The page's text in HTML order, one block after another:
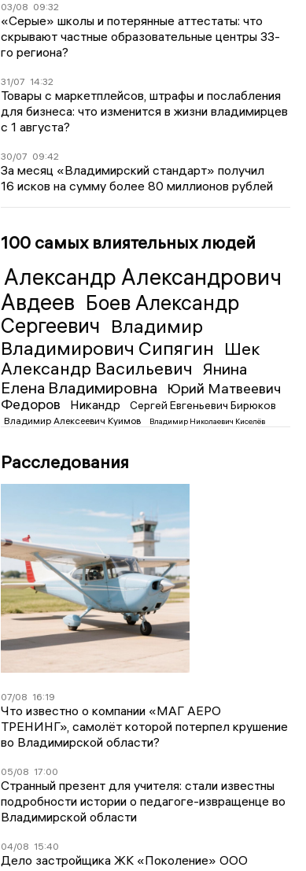
03/08 09:32
«Серые» школы и потерянные аттестаты: что
скрывают частные образовательные центры 33-
го региона?
31/07 14:32
Товары с маркетплейсов, штрафы и послабления
для бизнеса: что изменится в жизни владимирцев
с 1 августа?
30/07 09:42
За месяц «Владимирский стандарт» получил
16 исков на сумму более 80 миллионов рублей
100 самых влиятельных людей
Александр Александрович
Авдеев Боев Александр
Сергеевич Владимир
Владимирович Сипягин Шек
Александр Васильевич
Янина
Елена Владимировна
Юрий Матвеевич
Федоров
Никандр Сергей Евгеньевич Бирюков
Владимир Алексеевич Куимов Владимир Николаевич Киселёв
Расследования
07/08 16:19
Что известно о компании «МАГ АЕРО
ТРЕНИНГ», самолёт которой потерпел крушение
во Владимирской области?
05/08 17:00
Странный презент для учителя: стали известны
подробности истории о педагоге-извращенце во
Владимирской области
04/08 15:40
Дело застройщика ЖК «Поколение» ООО